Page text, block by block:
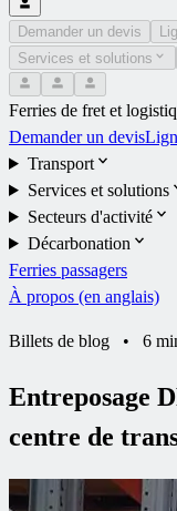
Demander un devis
Services et solutions
Ferries de fret et
Demander un devis
Transport
Services et solutions
Secteurs d'activité
Décarbonation
Ferries passagers
À propos (en anglais)
Billets de blog • 6
Entreposage
centre de